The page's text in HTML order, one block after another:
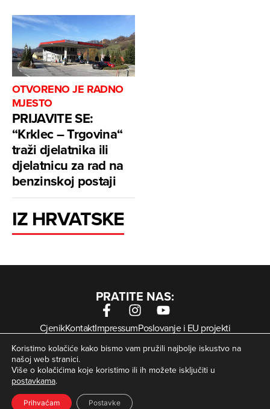
OTVORENO JE RADNO
MJESTO
PRIJAVITE SE:
“Krklec – Trgovina“
traži djelatnika ili
djelatnicu za rad na
benzinskoj postaji
IZ HRVATSKE
PRATITE NAS:
CjenikKontaktImpressumPoslovanje i EU projekti
Arhiva digitalnih novina
Uvjeti korištenjaZaštita privatnosti
Kolačići
© Zagorje International – Sva prava pridržana | Developed
bykrMedia
Koristimo kolačiće kako bismo vam pružili najbolje iskustvo na
našoj web stranici.
Više o kolačićima koje koristimo ili ih možete isključiti u
postavkama.
Prihvaćam Postavke